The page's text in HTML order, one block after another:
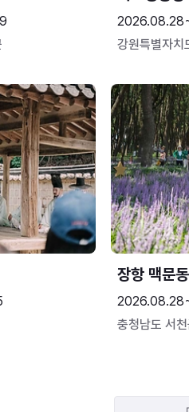
강원특별자치
장항 맥문
충청남도 서